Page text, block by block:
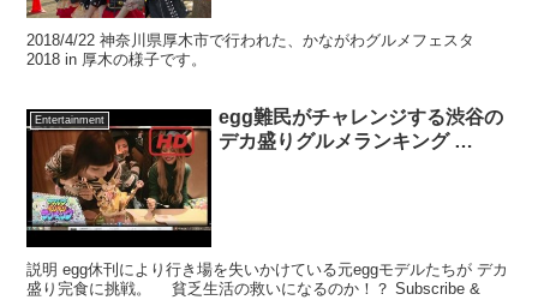
2018/4/22 神奈川県厚木市で行われた、かながわグルメフェスタ
2018 in 厚木の様子です。
Entertainment
egg難民がチャレンジする渋谷の
デカ盛りグルメランキング …
説明 egg休刊により行き場を失いかけている元eggモデルたちが デカ
盛り完食に挑戦。 貧乏生活の救いになるのか！？ Subscribe &